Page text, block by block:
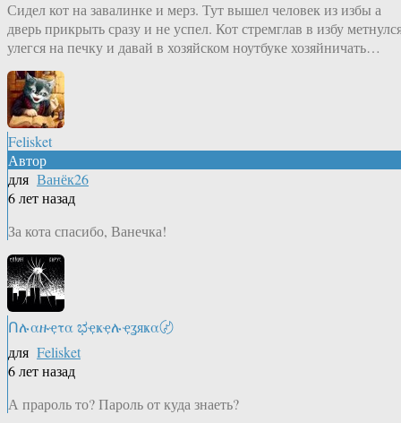
Сидел кот на завалинке и мерз. Тут вышел человек из избы а
дверь прикрыть сразу и не успел. Кот стремглав в избу
улегся на печку и давай в хозяйском ноутбуке хозяйничать…
Felisket
Автор
для Ванёк26
6 лет назад
За кота спасибо, Ванечка!
Ոሉαዙҿτα ಭҿҝҿሉҿʓяҝα〄
для Felisket
6 лет назад
А прароль то? Пароль от куда знаеть?